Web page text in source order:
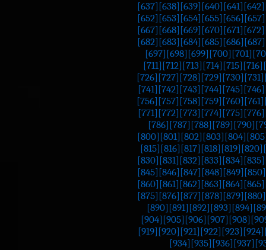
[637] [638] [639] [640] [641] [642]
[652] [653] [654] [655] [656] [657]
[667] [668] [669] [670] [671] [672]
[682] [683] [684] [685] [686] [687]
[697] [698] [699] [700] [701]
[711] [712] [713] [714] [715] [716]
[726] [727] [728] [729] [730] [731]
[741] [742] [743] [744] [745] [746]
[756] [757] [758] [759] [760] [761]
[771] [772] [773] [774] [775] [776]
[786] [787] [788] [789] [790]
[800] [801] [802] [803] [804]
[815] [816] [817] [818] [819] [820]
[830] [831] [832] [833] [834] [835]
[845] [846] [847] [848] [849] [850]
[860] [861] [862] [863] [864] [865]
[875] [876] [877] [878] [879] [880]
[890] [891] [892] [893] [894]
[904] [905] [906] [907] [908]
[919] [920] [921] [922] [923] [924]
[934] [935] [936] [937]